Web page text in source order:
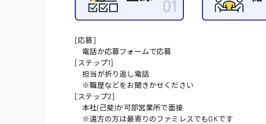
[応募]
電話か応募フォームで応募
[ステップ1]
担当が折り返し電話
※職歴などをお聞きかせください
[ステップ2]
本社(己斐)か可部営業所で面接
※遠方の方は最寄りのファミレスでもOKです